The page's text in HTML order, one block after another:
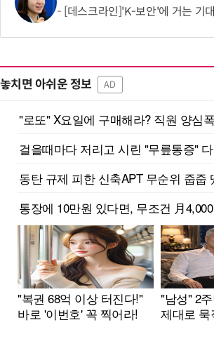
[데스크라인]'K-보안'에 거는 기대
놓치면 아쉬운 정보 AD